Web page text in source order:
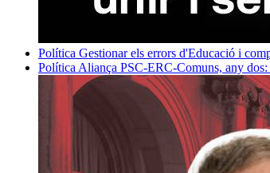
Política Gestionar els errors d'Educació i
Política Aliança PSC-ERC-Comuns, any